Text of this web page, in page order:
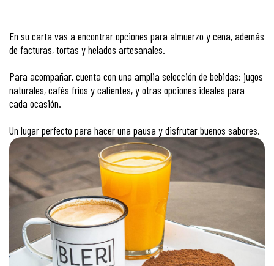
En su carta vas a encontrar opciones para almuerzo y cena, además
de facturas, tortas y helados artesanales.
Para acompañar, cuenta con una amplia selección de bebidas: jugos
naturales, cafés fríos y calientes, y otras opciones ideales para
cada ocasión.
Un lugar perfecto para hacer una pausa y disfrutar buenos sabores.